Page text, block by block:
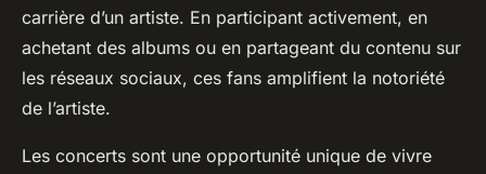
carrière d’un artiste. En participant activement, en
achetant des albums ou en partageant du contenu sur
les réseaux sociaux, ces fans amplifient la notoriété
de l’artiste.
Les concerts sont une opportunité unique de vivre